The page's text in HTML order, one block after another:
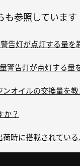
も参照しています
告灯が点灯する量を
警告灯が点灯する量
ンオイルの交換量を
か？
荷時に搭載されてい